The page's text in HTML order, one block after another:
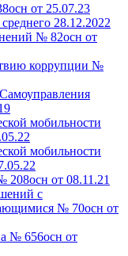
от 25.07.23
28.12.2022
№ 82осн от
коррупции №
мобильности
мобильности
от 08.11.21
с
№ 70осн от
№ 656осн от